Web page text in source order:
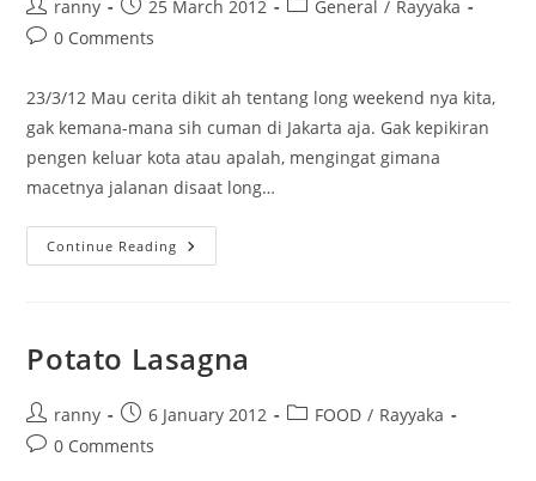
Post
author:
ranny
Post
published:
25 March 2012
PostGeneral / Rayyaka
Post0 Comments
23/3/12 Mau cerita dikit ah tentang long weekend nya kita,
gak kemana-mana sih cuman di Jakarta aja. Gak kepikiran
pengen keluar kota atau apalah, mengingat gimana
macetnya jalanan disaat long…
Continue Reading Long
Weekend
Potato Lasagna
Post
author:
ranny
Post
published:
6 January 2012
PostFOOD / Rayyaka
Post0 Comments